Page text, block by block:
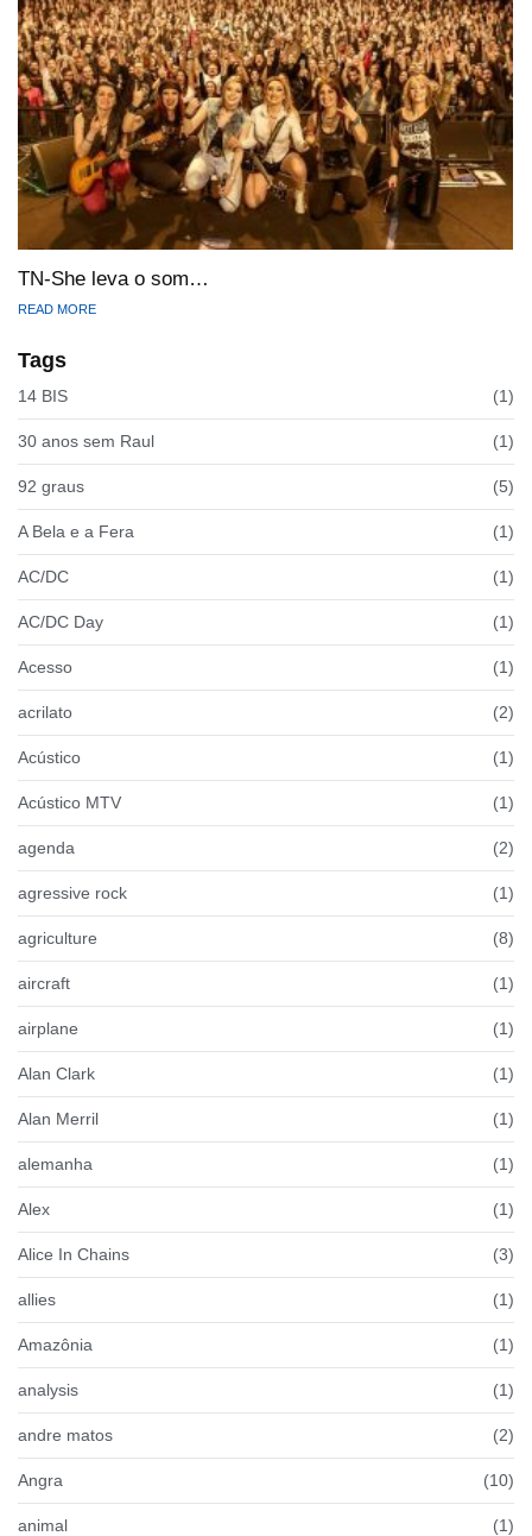
TN-She leva o som…
READ MORE
Tags
14 BIS (1)
30 anos sem Raul (1)
92 graus (5)
A Bela e a Fera (1)
AC/DC (1)
AC/DC Day (1)
Acesso (1)
acrilato (2)
Acústico (1)
Acústico MTV (1)
agenda (2)
agressive rock (1)
agriculture (8)
aircraft (1)
airplane (1)
Alan Clark (1)
Alan Merril (1)
alemanha (1)
Alex (1)
Alice In Chains (3)
allies (1)
Amazônia (1)
analysis (1)
andre matos (2)
Angra (10)
animal (1)